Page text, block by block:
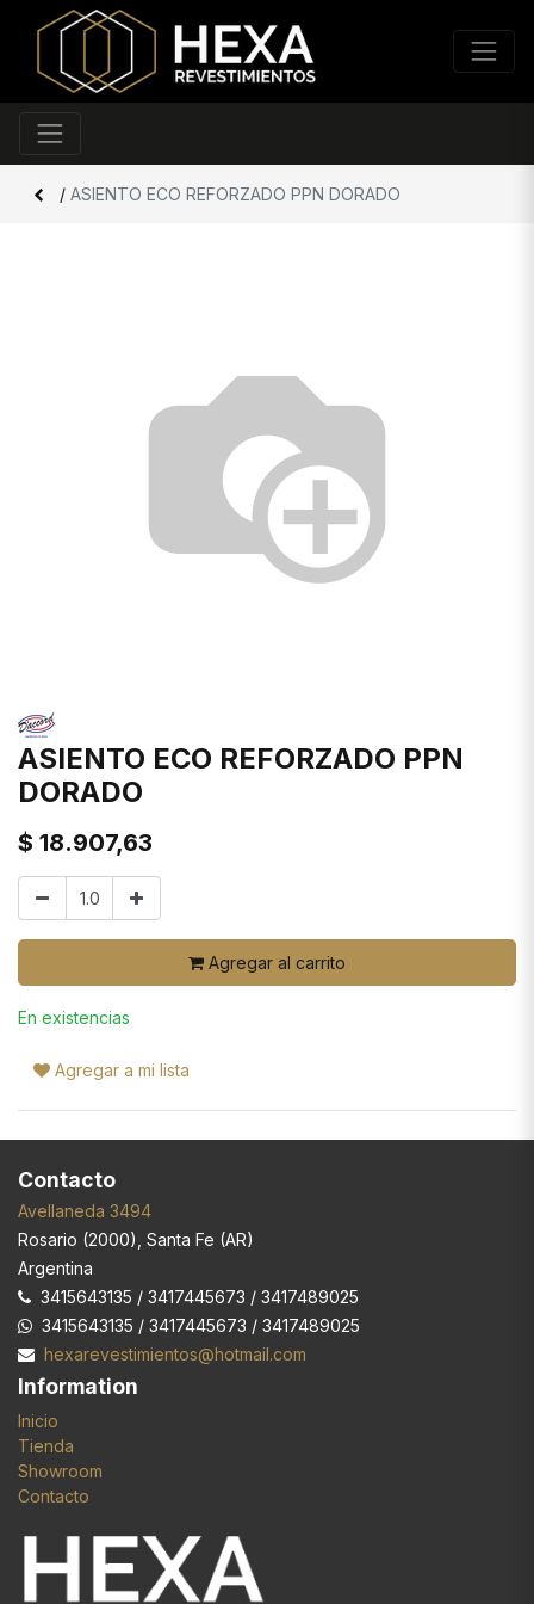
/ ASIENTO ECO REFORZADO PPN DORADO
ASIENTO ECO REFORZADO PPN
DORADO
$ 18.907,63
Agregar al carrito
En existencias
Agregar a mi lista
Contacto
Avellaneda 3494
Rosario (2000), Santa Fe (AR)
Argentina
3415643135 / 3417445673 / 3417489025
3415643135 / 3417445673 / 3417489025
hexarevestimientos@hotmail.com
Information
Inicio
Tienda
Showroom
Contacto